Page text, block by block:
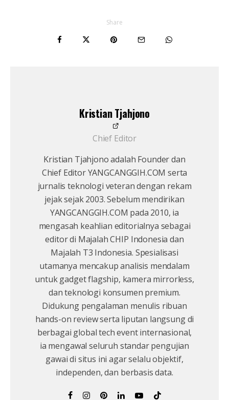
Share
Kristian Tjahjono
Chief Editor
Kristian Tjahjono adalah Founder dan
Chief Editor YANGCANGGIH.COM serta
jurnalis teknologi veteran dengan rekam
jejak sejak 2003. Sebelum mendirikan
YANGCANGGIH.COM pada 2010, ia
mengasah keahlian editorialnya sebagai
editor di Majalah CHIP Indonesia dan
Majalah T3 Indonesia. Spesialisasi
utamanya mencakup analisis mendalam
untuk gadget flagship, kamera mirrorless,
dan teknologi konsumen premium.
Didukung pengalaman menulis ribuan
hands-on review serta liputan langsung di
berbagai global tech event internasional,
ia mengawal seluruh standar pengujian
gawai di situs ini agar selalu objektif,
independen, dan berbasis data.